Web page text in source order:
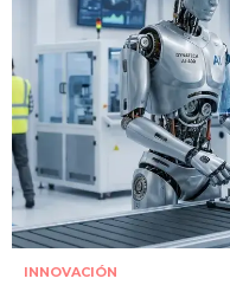
INNOVACIÓN